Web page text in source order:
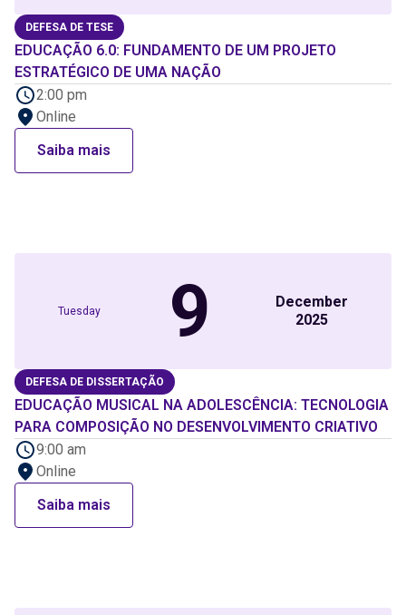
DEFESA DE TESE
EDUCAÇÃO 6.0: FUNDAMENTO DE UM PROJETO
ESTRATÉGICO DE UMA NAÇÃO
2:00 pm
Online
Saiba mais
Tuesday 9
December
2025
DEFESA DE DISSERTAÇÃO
EDUCAÇÃO MUSICAL NA ADOLESCÊNCIA: TECNOLOGIA
PARA COMPOSIÇÃO NO DESENVOLVIMENTO CRIATIVO
9:00 am
Online
Saiba mais